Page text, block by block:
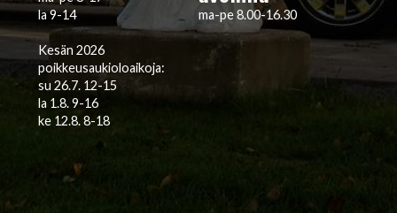
la 9-14
Kesän 2026
poikkeusaukioloaikoja:
su 26.7. 12-15
la 1.8. 9-16
ke 12.8. 8-18
ma-pe 8.00-16.30